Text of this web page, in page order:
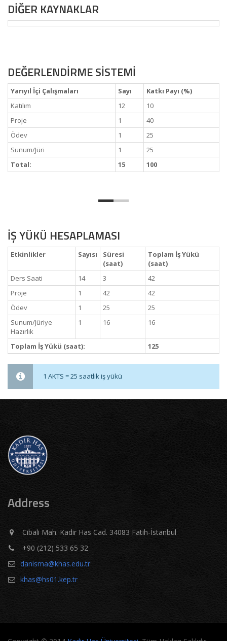
DİĞER KAYNAKLAR
DEĞERLENDİRME SİSTEMİ
Yarıyıl İçi Çalışmaları Sayı
Katkı Payı (%)
Katılım
12
10
Proje
1
40
Ödev
1
25
Sunum/Jüri
1
25
Total:
15 100
İŞ YÜKÜ HESAPLAMASI
Etkinlikler Sayısı
Süresi
(saat)
Toplam İş Yükü
(saat)
Ders Saati
14 3
42
Proje
1 42
42
Ödev
1 25
25
Sunum/Jüriye
Hazırlık
1 16 16
Toplam İş Yükü (saat): 125
1 AKTS = 25 saatlik iş yükü
Address
Cibali Mah. Kadir Has Cad. 34083 Fatih-İstanbul
+90 (212) 533 65 32
danisma@khas.edu.tr
khas@hs01.kep.tr